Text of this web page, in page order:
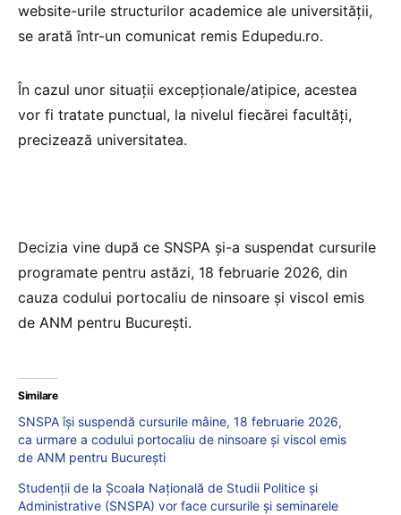
website-urile structurilor academice ale universității,
se arată într-un comunicat remis Edupedu.ro.
În cazul unor situații excepționale/atipice, acestea
vor fi tratate punctual, la nivelul fiecărei facultăți,
precizează universitatea.
Decizia vine după ce SNSPA și-a suspendat cursurile
programate pentru astăzi, 18 februarie 2026, din
cauza codului portocaliu de ninsoare și viscol emis
de ANM pentru București.
Similare
SNSPA își suspendă cursurile mâine, 18 februarie 2026,
ca urmare a codului portocaliu de ninsoare și viscol emis
de ANM pentru București
Studenții de la Școala Națională de Studii Politice și
Administrative (SNSPA) vor face cursurile și seminarele